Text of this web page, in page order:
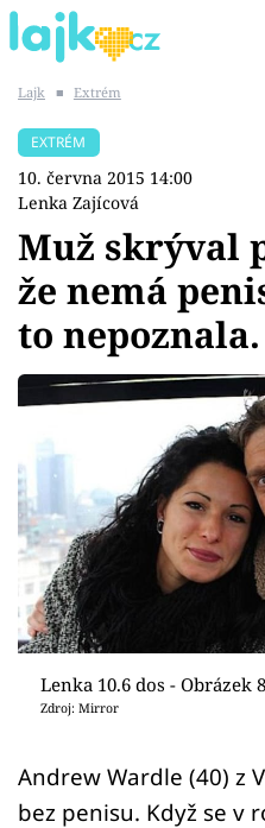
SHOPAHOLICADEL
Témata
Showbyznys
Virály
Sex a vztahy
Videa
Sledujte prima+
Přihlášení
Sledujte nás
Lajk ■ Extrém
EXTRÉM
10. června 2015 14:00
Lenka Zajícová
Muž skrýval
že nemá
to nepoznala.
Lenka 10.6 dos - Obrázek 8
Zdroj: Mirror
Andrew Wardle (40) z
bez penisu. Když se v